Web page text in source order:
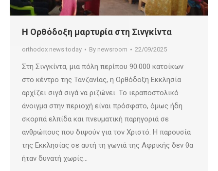
Η Ορθόδοξη μαρτυρία στη Σινγκίντα
orthodox news today By newsroom 22/09/2025
Στη Σινγκίντα, μια πόλη περίπου 90.000 κατοίκων
στο κέντρο της Τανζανίας, η Ορθόδοξη Εκκλησία
αρχίζει σιγά σιγά να ριζώνει. Το ιεραποστολικό
άνοιγμα στην περιοχή είναι πρόσφατο, όμως ήδη
σκορπά ελπίδα και πνευματική παρηγοριά σε
ανθρώπους που διψούν για τον Χριστό. Η παρουσία
της Εκκλησίας σε αυτή τη γωνιά της Αφρικής δεν θα
ήταν δυνατή χωρίς…